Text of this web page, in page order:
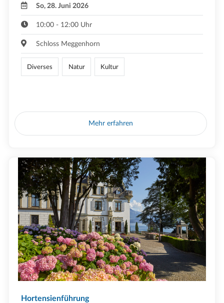
So, 28. Juni 2026
10:00 - 12:00 Uhr
Schloss Meggenhorn
Diverses Natur Kultur
Mehr erfahren
Hortensienführung